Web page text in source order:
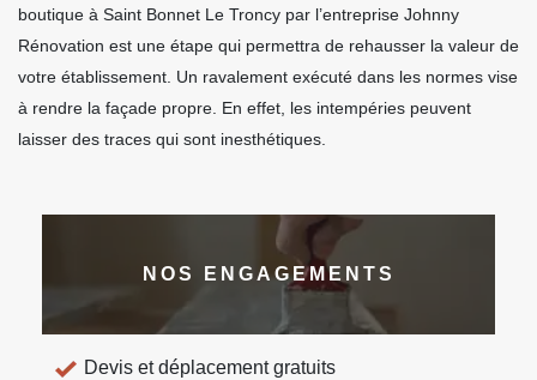
boutique à Saint Bonnet Le Troncy par l’entreprise Johnny
Rénovation est une étape qui permettra de rehausser la valeur de
votre établissement. Un ravalement exécuté dans les normes vise
à rendre la façade propre. En effet, les intempéries peuvent
laisser des traces qui sont inesthétiques.
NOS ENGAGEMENTS
Devis et déplacement gratuits